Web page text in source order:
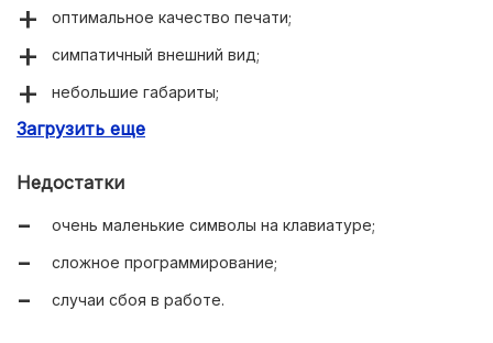
оптимальное качество печати;
симпатичный внешний вид;
небольшие габариты;
три порта USB;
Загрузить еще
Недостатки
очень маленькие символы на клавиатуре;
сложное программирование;
случаи сбоя в работе.